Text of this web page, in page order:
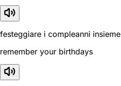
festeggiare i compleanni insieme
remember your birthdays